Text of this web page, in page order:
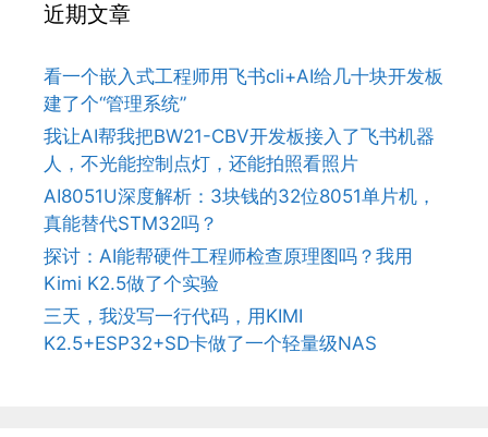
近期文章
看一个嵌入式工程师用飞书cli+AI给几十块开发板
建了个“管理系统”
我让AI帮我把BW21-CBV开发板接入了飞书机器
人，不光能控制点灯，还能拍照看照片
AI8051U深度解析：3块钱的32位8051单片机，
真能替代STM32吗？
探讨：AI能帮硬件工程师检查原理图吗？我用
Kimi K2.5做了个实验
三天，我没写一行代码，用KIMI
K2.5+ESP32+SD卡做了一个轻量级NAS